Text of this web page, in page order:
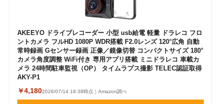
AKEEYO ドライブレコーダー 小型 usb給電 軽量 ドラレコ フロ
ントカメラ フルHD 1080P WDR搭載 F2.0レンズ 120°広角 自動
常時録画 Gセンサー録画 正像／鏡像切替 コンパクトサイズ 180°
カメラ角度調整 WiFi付き 専用アプリ搭載 ミニドラレコ 車載カ
メラ 24時間駐車監視（OP） タイムラプス撮影 TELEC認証取得
AKY-P1
￥4,1802026/07/14 18:38時点｜Amazon調べ